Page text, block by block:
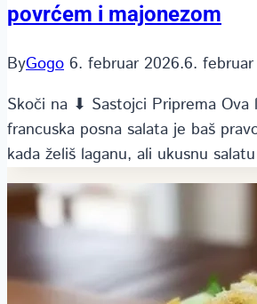
povrćem i majonezom
ByGogo 6. februar 2026.6.
Skoči na ⬇ Sastojci Priprema Ova
francuska posna salata je baš
kada želiš laganu, ali ukusnu